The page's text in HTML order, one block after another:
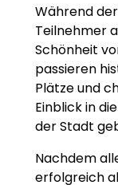
Während
Teilnehmer
Schönheit
passieren
Plätze und
Einblick in
der Stadt
Nachdem
erfolgreich